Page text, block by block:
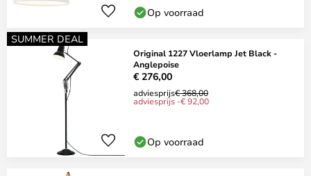
Op voorraad
SUMMER DEAL
Original 1227 Vloerlamp Jet Black -
Anglepoise
€ 276,00
adviesprijs€ 368,00
adviesprijs -€ 92,00
Op voorraad